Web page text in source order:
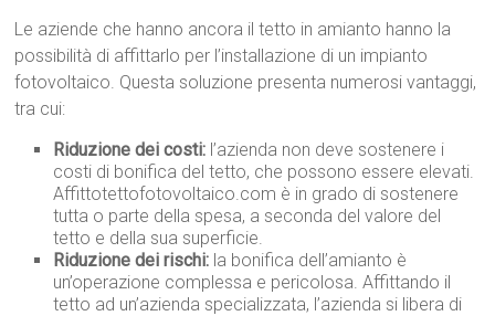
Le aziende che hanno ancora il tetto in amianto hanno la
possibilità di affittarlo per l’installazione di un impianto
fotovoltaico. Questa soluzione presenta numerosi vantaggi,
tra cui:
Riduzione dei costi: l’azienda non deve sostenere i
costi di bonifica del tetto, che possono essere elevati.
Affittotettofotovoltaico.com è in grado di sostenere
tutta o parte della spesa, a seconda del valore del
tetto e della sua superficie.
Riduzione dei rischi: la bonifica dell’amianto è
un’operazione complessa e pericolosa. Affittando il
tetto ad un’azienda specializzata, l’azienda si libera di